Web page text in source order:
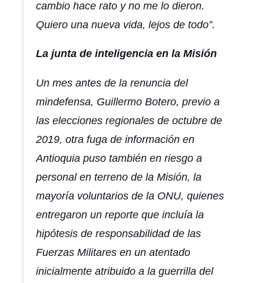
cambio hace rato y no me lo dieron.
Quiero una nueva vida, lejos de todo”.
La junta de inteligencia en la Misión
Un mes antes de la renuncia del
mindefensa, Guillermo Botero, previo a
las elecciones regionales de octubre de
2019, otra fuga de información en
Antioquia puso también en riesgo a
personal en terreno de la Misión, la
mayoría voluntarios de la ONU, quienes
entregaron un reporte que incluía la
hipótesis de responsabilidad de las
Fuerzas Militares en un atentado
inicialmente atribuido a la guerrilla del